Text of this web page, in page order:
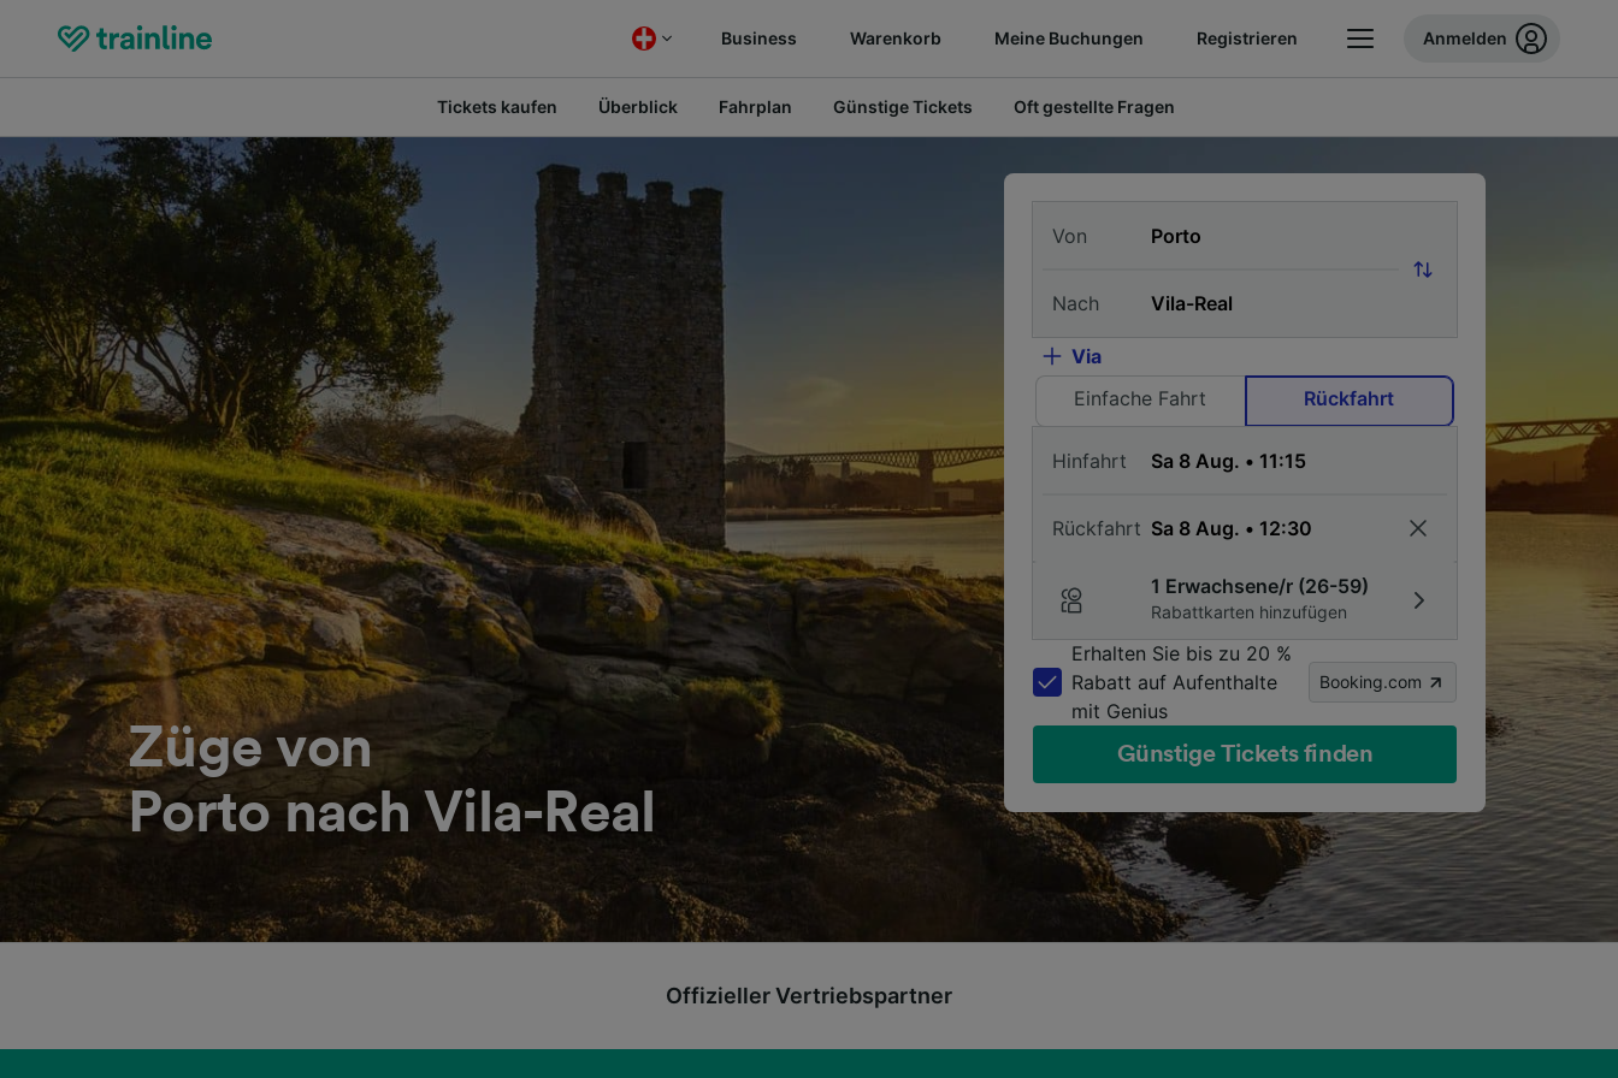
Business Warenkorb Meine Buchungen Registrieren Anmelden
Tickets kaufen Überblick Fahrplan Günstige Tickets Oft gestellte Fragen
Züge von
Porto nach Vila-Real
Von
Nach
Via
Einfache Fahrt
Rückfahrt
Hinfahrt
Rückfahrt
1 Erwachsene/r (26-59)
Rabattkarten hinzufügen
Erhalten Sie bis zu 20 %
Rabatt auf Aufenthalte
mit Genius
Booking.com
Günstige Tickets finden
Offizieller Vertriebspartner